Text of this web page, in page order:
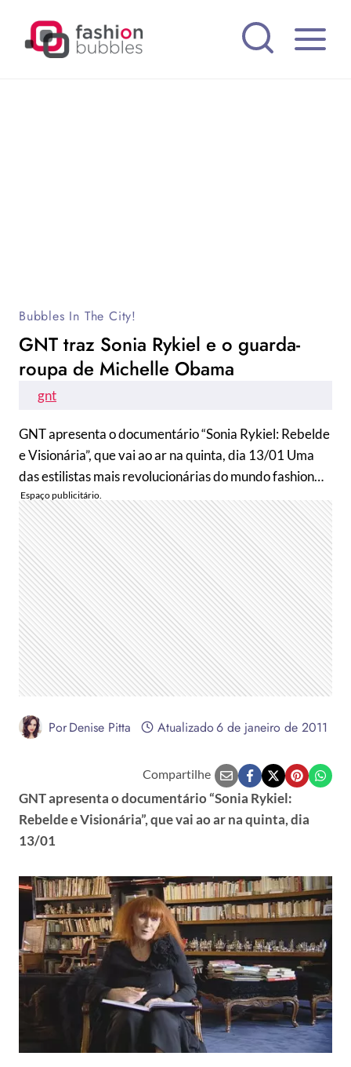
Bubbles In The City!
GNT traz Sonia Rykiel e o guarda-
roupa de Michelle Obama
gnt
GNT apresenta o documentário “Sonia Rykiel: Rebelde
e Visionária”, que vai ao ar na quinta, dia 13/01 Uma
das estilistas mais revolucionárias do mundo fashion…
PorDenise Pitta Atualizado6 de janeiro de 2011
Compartilhe
GNT apresenta o documentário “Sonia Rykiel:
Rebelde e Visionária”, que vai ao ar na quinta, dia
13/01